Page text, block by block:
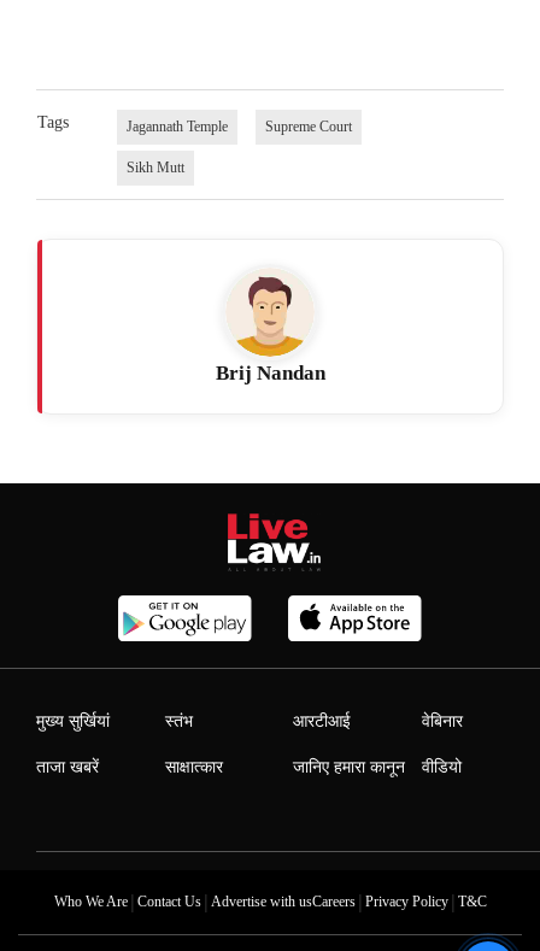
Tags Jagannath Temple Supreme Court
Sikh Mutt
Brij Nandan
मुख्य सुर्खियां
ताजा खबरें
स्तंभ
साक्षात्कार
आरटीआई
जानिए हमारा कानून
वेबिनार
वीडियो
Who We Are| Contact Us| Advertise with usCareers| Privacy Policy| T&C